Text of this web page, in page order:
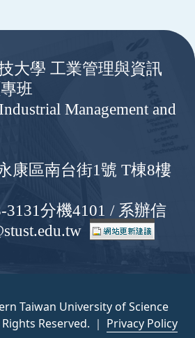
大學 工業管理與資訊
班
Management and
康區南台街1號 T棟8樓
3131分機4101 / 系辦信
Taiwan University of Science
Reserved. ｜ Privacy Policy